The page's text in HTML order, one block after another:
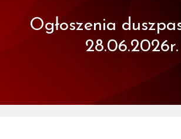
Ogłoszenia
28.06.2026r.